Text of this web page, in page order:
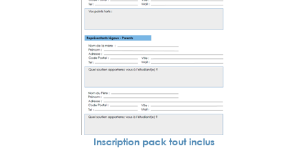
Inscription pack tout inclus